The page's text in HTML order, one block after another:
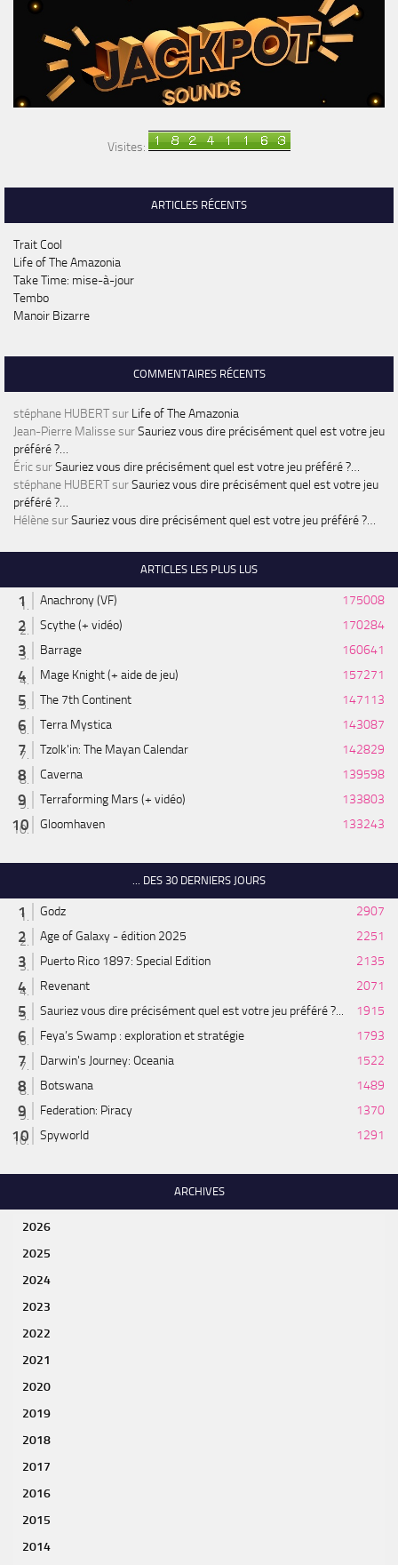
Visites:
ARTICLES RÉCENTS
Trait Cool
Life of The Amazonia
Take Time: mise-à-jour
Tembo
Manoir Bizarre
COMMENTAIRES RÉCENTS
stéphane HUBERTsur Life of The Amazonia
Jean-Pierre MalissesurSauriez vous dire précisément quel est votre jeu
préféré ?…
ÉricsurSauriez vous dire précisément quel est votre jeu préféré ?…
stéphane HUBERTsurSauriez vous dire précisément quel est votre jeu
préféré ?…
HélènesurSauriez vous dire précisément quel est votre jeu préféré ?…
ARTICLES LES PLUS LUS
Anachrony (VF)
175008
Scythe (+ vidéo)
170284
Barrage
160641
Mage Knight (+ aide de jeu)
157271
The 7th Continent
147113
Terra Mystica
143087
Tzolk'in: The Mayan Calendar
142829
Caverna
139598
Terraforming Mars (+ vidéo)
133803
Gloomhaven
133243
... DES 30 DERNIERS JOURS
Godz
2907
Age of Galaxy - édition 2025
2251
Puerto Rico 1897: Special Edition
2135
Revenant
2071
Sauriez vous dire précisément quel est votre jeu préféré ?...
1915
Feya’s Swamp : exploration et stratégie
1793
Darwin's Journey: Oceania
1522
Botswana
1489
Federation: Piracy
1370
Spyworld
1291
ARCHIVES
2026
2025
2024
2023
2022
2021
2020
2019
2018
2017
2016
2015
2014